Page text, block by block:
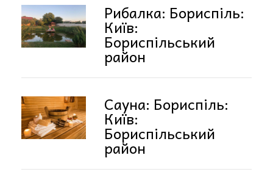
Рибалка: Бориспіль:
Київ:
Бориспільський
район
Сауна: Бориспіль:
Київ:
Бориспільський
район